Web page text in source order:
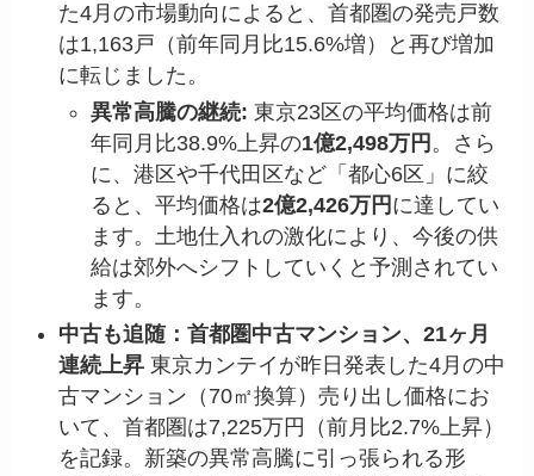
た4月の市場動向によると、首都圏の発売戸数
は1,163戸（前年同月比15.6%増）と再び増加
に転じました。
異常高騰の継続: 東京23区の平均価格は前
年同月比38.9%上昇の1億2,498万円 。さら
に、港区や千代田区など「都心6区」に絞
ると、平均価格は2億2,426万円 に達してい
ます。土地仕入れの激化により、今後の供
給は郊外へシフトしていくと予測されてい
ます。
中古も追随：首都圏中古マンション、21ヶ月
連続上昇 東京カンテイが昨日発表した4月の中
古マンション（70㎡換算）売り出し価格にお
いて、首都圏は7,225万円（前月比2.7%上昇）
を記録。新築の異常高騰に引っ張られる形